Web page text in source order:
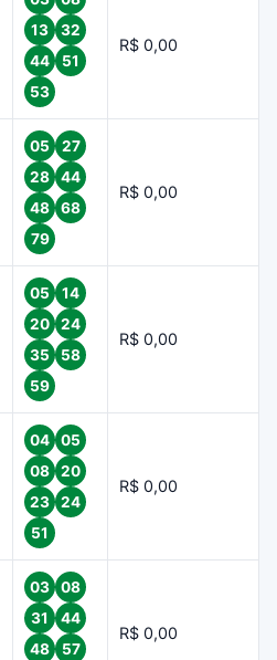
13
32
44
51
53
R$ 0,00
05
27
28
44
48
68
79
R$ 0,00
05
14
20
24
35
58
59
R$ 0,00
04
05
08
20
23
24
51
R$ 0,00
03
08
31
44
48
57
R$ 0,00